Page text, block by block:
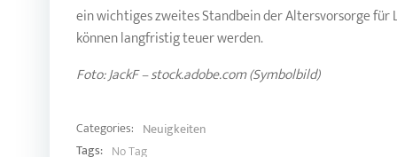
ein wichtiges zweites Standbein der Altersvorsorge
können langfristig teuer werden.
Foto: JackF – stock.adobe.com (Symbolbild)
Categories: Neuigkeiten
Tags: No Tag